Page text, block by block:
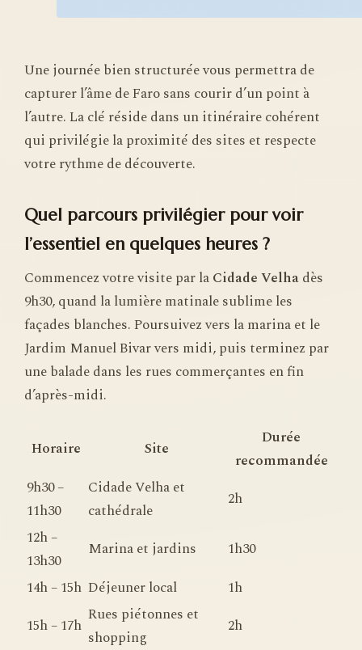
Une journée bien structurée vous permettra de
capturer l’âme de Faro sans courir d’un point à
l’autre. La clé réside dans un itinéraire cohérent
qui privilégie la proximité des sites et respecte
votre rythme de découverte.
Quel parcours privilégier pour voir
l’essentiel en quelques heures ?
Commencez votre visite par laCidade Velhadès
9h30, quand la lumière matinale sublime les
façades blanches. Poursuivez vers la marina et le
Jardim Manuel Bivar vers midi, puis terminez par
une balade dans les rues commerçantes en fin
d’après-midi.
Horaire Site
Durée
recommandée
9h30 –
11h30
Cidade Velha et
cathédrale
2h
12h –
13h30
Marina et jardins
1h30
14h – 15h Déjeuner local
1h
15h – 17h
Rues piétonnes et
shopping
2h